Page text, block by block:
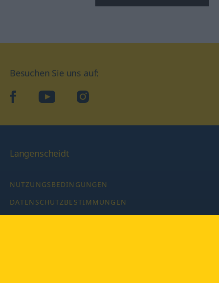
Besuchen Sie uns auf:
facebookYouTube Instagram
Langenscheidt
NUTZUNGSBEDINGUNGEN
DATENSCHUTZBESTIMMUNGEN